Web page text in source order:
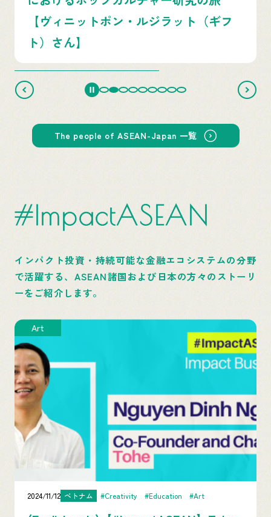
ド・レイミー・オスマンさん】
…
The people of ASEAN-Japan 一覧
#ImpactASEAN
インパクト投資・持続可能な金融エコシステムの分野
で活躍する、ASEAN諸国および日本の方々のストーリ
ーをご紹介します。
Business
2024/10/24 ブルネイ #Business